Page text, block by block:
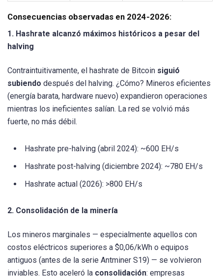
Consecuencias observadas en 2024-2026:
1. Hashrate alcanzó máximos históricos a pesar del
halving
Contraintuitivamente, el hashrate de Bitcoin siguió
subiendo después del halving. ¿Cómo? Mineros eficientes
(energía barata, hardware nuevo) expandieron operaciones
mientras los ineficientes salían. La red se volvió más
fuerte, no más débil.
Hashrate pre-halving (abril 2024): ~600 EH/s
Hashrate post-halving (diciembre 2024): ~780 EH/s
Hashrate actual (2026): >800 EH/s
2. Consolidación de la minería
Los mineros marginales — especialmente aquellos con
costos eléctricos superiores a $0,06/kWh o equipos
antiguos (antes de la serie Antminer S19) — se volvieron
inviables. Esto aceleró la consolidación: empresas